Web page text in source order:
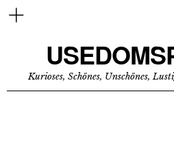
Kurioses, Schönes, Unschönes,